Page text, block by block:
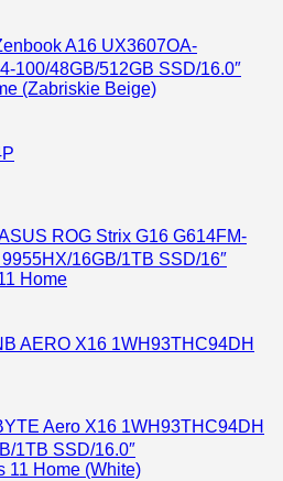
A16 UX3607OA-
100/48GB/512GB SSD/16.0″
(Zabriskie Beige)
ROG Strix G16 G614FM-
16GB/1TB SSD/16″
Home
Aero X16 1WH93THC94DH
1TB SSD/16.0″
11 Home (White)